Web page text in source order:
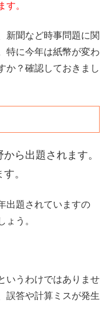
す。
新聞など時事問題に関
特に今年は紙幣が変わ
か？確認しておきまし
ら出題されます。
。
出題されていますの
ょう。
いうわけではありませ
誤答や計算ミスが発生